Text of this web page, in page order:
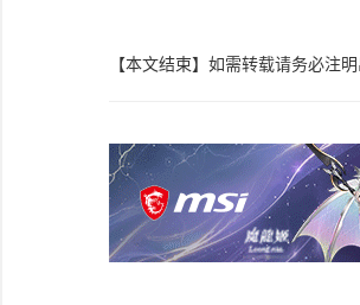
【本文结束】如需转载请务必注